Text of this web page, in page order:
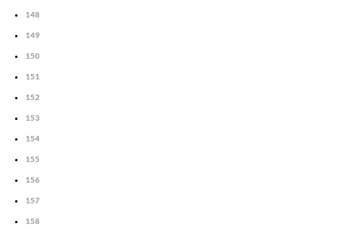
148
149
150
151
152
153
154
155
156
157
158